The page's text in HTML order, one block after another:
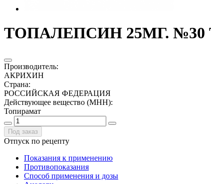
ТОПАЛЕПСИН 25МГ.
Производитель:
АКРИХИН
Страна:
РОССИЙСКАЯ ФЕДЕРАЦИЯ
Действующее вещество (МНН):
Топирамат
Под заказ
Отпуск по рецепту
Показания к применению
Противопоказания
Способ применения и дозы